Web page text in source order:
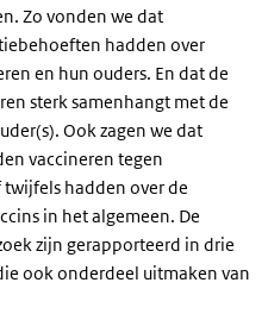
Zo vonden we dat
hadden over
en hun ouders. En dat de
sterk samenhangt met de
Ook zagen we dat
vaccineren tegen
hadden over de
in het algemeen. De
zijn gerapporteerd in drie
ook onderdeel uitmaken van